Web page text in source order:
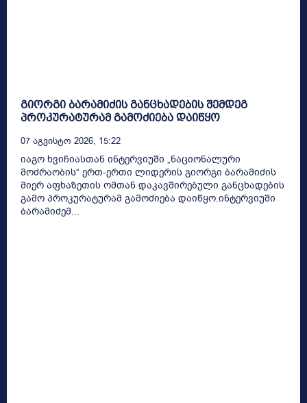
გიორგი ბარამიძის განცხადების შემდეგ
პროკურატურამ გამოძიება დაიწყო
07 Აგვისტო 2026, 15:22
იაგო ხვიჩიასთან ინტერვიუში „ნაციონალური
მოძრაობის“ ერთ-ერთი ლიდერის გიორგი ბარამიძის
მიერ აფხაზეთის ომთან დაკავშირებული განცხადების
გამო პროკურატურამ გამოძიება დაიწყო.ინტერვიუში
ბარამიძემ...